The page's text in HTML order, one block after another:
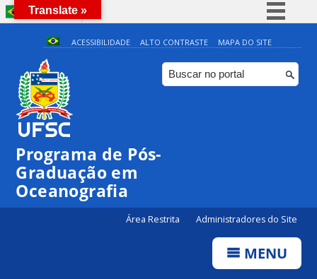
BRASIL
Simplifique!
Comunica BR
Participe
ACESSIBILIDADE ALTO CONTRASTE MAPA DO SITE
Programa de Pós-
Graduação em
Oceanografia
Área Restrita Administradores do Site
MENU
Translate »